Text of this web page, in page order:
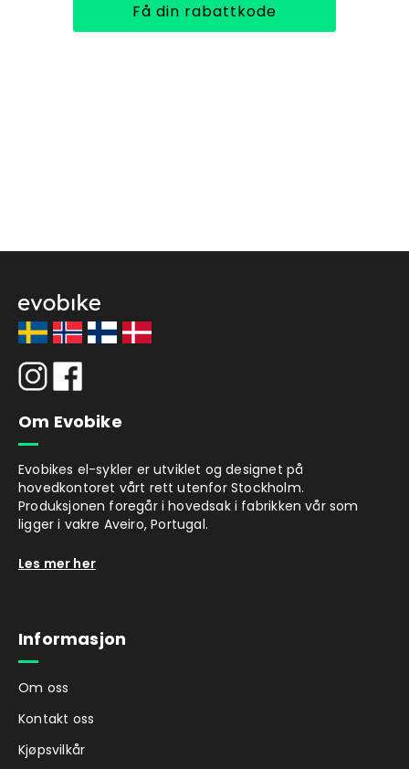
Få din rabattkode
Om Evobike
Evobikes el-sykler er utviklet og designet på
hovedkontoret vårt rett utenfor Stockholm.
Produksjonen foregår i hovedsak i fabrikken vår som
ligger i vakre Aveiro, Portugal.
Les mer her
Informasjon
Om oss
Kontakt oss
Kjøpsvilkår